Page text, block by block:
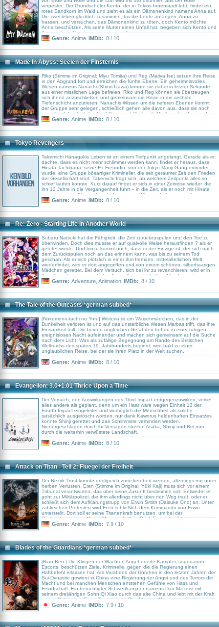
verpestet. Der Grundschüler Kento, der in Tokios Innenstadt lebt, findet ein
rotes Sandkorn im Wald und zieht es als ein Dämonenkind namens Anna auf.
Die zwei leben glücklich zusammen, bis die Leute anfangen, Anna zu
hassen, und versuchen, das Dämonenkind zu töten, doch Kento möchte
Anna beschützen. Als seine Mutter einen Unfall hat, begeben sich Kento und
Anna auf ein Abenteuer, um sie zu retten.
Genre: Anime IMDb: 8 / 10
Made in Abyss: Seelen der Finsternis
Riko (Stimme im Original: Miyu Tomita) und Reg (Mariya Ise) setzen ihre Reise
in den Abgrund fort und erreichen die fünfte Ebene. Ein geheimnisvolles
Wesen namens Nanachi (Shiori Izawa) konnte sie dabei in letzter Sekunde
aus einer misslichen Lage befreien. Riko und Reg können sie überzeugen,
sich ihnen anzuschließen und gemeinsam die Reise in die sechste
Tiefenschicht anzutreten. Nanachis Wissen um die tieferen Ebenen kommt
der Gruppe sehr gelegen, schließlich gehen alle davon aus, dass sie noch
einmal auf den brutalen Lord Bondrewd (Toshiyuki Morikawa) treffen werden.
Dieser bewacht ausgerechnet den einzigen Zugang zur sechsten Ebene in
Altar zur sechsten Schicht zu passieren, kommen sie dem Expeditionsziel
einen gewaltigen Schritt näher.
Genre: Anime IMDb: 8 / 10
Tokyo Revengers
Takemichi Hanagakis Leben ist an einem Tiefpunkt angelangt. Gerade als er
dachte, dass es nicht mehr schlimmer werden kann, findet er heraus, dass
Hinata Tachibana, seine Ex-Freundin, von der Tokyo Manji Gang ermordet
wurde: eine Gruppe bösartiger Krimineller, die seit geraumer Zeit den Frieden
der Gesellschaft stört. Takemichi fragt sich, ab welchem Zeitpunkt alles so
schief laufen konnte. Kurz darauf findet er sich in einer Zeitreise wieder, die
ihn 12 Jahre in die Vergangenheit führt – in die Zeit, als er noch mit Hinata
zusammen war. Als er erkennt, dass er eine Chance hat, sie zu retten,
entscheidet sich Takemichi dazu, die Tokyo Manji Gang zu infiltrieren und die
tragischen Schicksal zu bewahren.
Genre: Anime IMDb: 8 / 10
Re: Zero - Starting Life in Another World
Subaru Natsuki hat die Fähigkeit, die Zeit zurückzuspulen und den Tod zu
überwinden. Doch dies musste er auf qualvolle Weise herausfinden ? als er
getötet wurde. Und hinzu kommt noch, dass er der Einzige ist, der sich nach
dem Zurückspulen noch an das erinnern kann, was bis zu seinem Tod
geschah. Als er sich plötzlich in einer ihm fremden, mittelalterlichen Welt
wiederfindet, wird er dort angegriffen und von einem schönen, silberhaarigen
Mädchen gerettet. Bei dem Versuch, sich bei ihr zu revanchieren, wird er in
Angelegenheiten ungeahnten Ausmaßes verwickelt und beide werden
getötet. Kann er diesem tödlichen Fluch entkommen?
Genre: Adventure Animation IMDb: 8 / 10
The Tale of the Outcasts *german subbed*
[Nokemono-tachi no Yoru] Wisteria ist ein Waisenmädchen, das in der
Dunkelheit verloren ist und auf das unsterbliche Wesen Marbas trifft, das ihre
Einsamkeit teilt. Die beiden ungleichen Gefährten treffen in einer ruhigen,
ereignislosen Nacht aufeinander und machen sich gemeinsam auf die Suche
nach dem Licht. Was als zufällige Begegnung am Rande des Britischen
Weltreichs des späten 19. Jahrhunderts beginnt, wird bald zu einer
unglaublichen Reise, bei der sie ihren Platz in der Welt suchen.
Genre: Anime IMDb: 8 / 10
Evangelion: 3.0+1.01 Thrice Upon a Time
Der Versuch, den Auswirkungen des Third Impact entgegenzuwirken, verlief
alles andere als geplant, denn um ein Haar wäre wegen Einheit 13 der
Fourth Impact eingeleitet und womöglich die Menschheit als solche
tatsächlich ausgelöscht worden; nur dank Kaworus heldenhaften Einsatzes
konnte Shinji gerettet und das Schlimmste verhindert werden.
Niedergeschlagen durch ihr Versagen streifen Asuka, Shinji und Rei nun
durch die weiterhin verwüstete Landschaft.
Genre: Anime IMDb: 8 / 10
Attack on Titan - Teil 2: Fluegel der Freiheit
Der Bezirk Trost konnte erfolgreich zurückerobert werden, allerdings nur unter
herben Verlusten. Eren (Stimme im Original: Yûki Kaji) muss sich vor einem
Tribunal verantworten, das über seine Zukunft bestimmen soll: Entweder er
geht zur Militärpolizei, die ihm allerdings nicht über den Weg traut, oder er
schließt sich dem Aufklärungstrupp von Erwin Smith (Daisuke Ono) an. Unter
zahlreichen Protesten wird Eren schließlich dem Kommando von Erwin
unterstellt. Dort soll er seine Titanenkraft benutzen, um bei der
Rückeroberung der Mauer Maria zu helfen. Doch Eren ist nicht der einzige,
dem eine schwierige Mission bevorsteht: Auch seine Freunde müssen sich
Genre: Anime IMDb: 7.9 / 10
Blades of the Guardians *german subbed*
[Biao Ren | Die Klingen der Wächter] Angeheuerte Kämpfer, sogenannte
Escorts, beschützen Ziele, Kriminelle, gegen die die Regierung einen
Haftbefehl erlassen hat. Am Vorabend der Unruhen in den letzten Jahren der
Sui-Dynastie gewinnt in China eine Regierung der Angst und des Terrors die
Macht und bei manchen Menschen entstehen Gefühle von Hass und
Feindschaft. Ein berüchtigter Schwertkämpfer namens Dao Ma reist mit
seinem dreijährigen Sohn Qi Xiao durch das alte China und lebt mit der Kraft
seines Schwertes. Eines Tages nimmt Dao Ma eine Mission an, für die er in
die Stadt Changan geführt wird. Doch auf dem Weg dorthin wird er von
kann er sich zwar behaupten, trotzdem kann er nicht verhindern, dass sich
die Bedrohung immer weiter ausbreitet...
Genre: Anime IMDb: 7.9 / 10